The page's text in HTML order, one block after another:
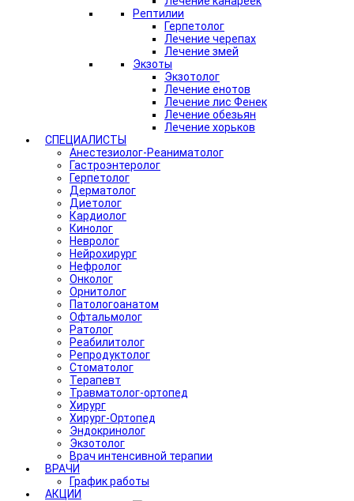
Рептилии
Герпетолог
Лечение черепах
Лечение змей
Экзоты
Экзотолог
Лечение енотов
Лечение лис Фенек
Лечение обезьян
Лечение хорьков
СПЕЦИАЛИСТЫ
Анестезиолог-Реаниматолог
Гастроэнтеролог
Герпетолог
Дерматолог
Диетолог
Кардиолог
Кинолог
Невролог
Нейрохирург
Нефролог
Онколог
Орнитолог
Патологоанатом
Офтальмолог
Ратолог
Реабилитолог
Репродуктолог
Стоматолог
Терапевт
Травматолог-ортопед
Хирург
Хирург-Ортопед
Эндокринолог
Экзотолог
Врач интенсивной терапии
ВРАЧИ
График работы
АКЦИИ